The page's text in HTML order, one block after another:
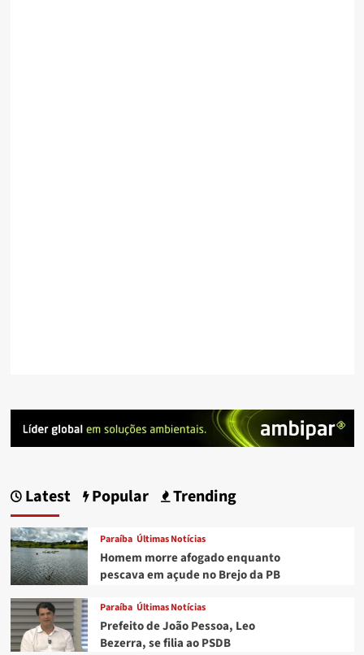
Latest Popular Trending
Paraíba Últimas Notícias
Homem morre afogado enquanto
pescava em açude no Brejo da PB
Paraíba Últimas Notícias
Prefeito de João Pessoa, Leo
Bezerra, se filia ao PSDB